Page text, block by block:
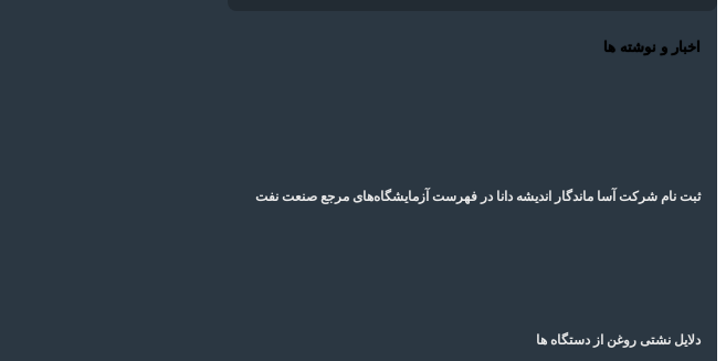
اخبار و نوشته ها
ثبت نام شرکت آسا ماندگار اندیشه دانا در فهرست آزمایشگاه‌های مرجع صنعت نفت
دلایل نشتی روغن از دستگاه ها